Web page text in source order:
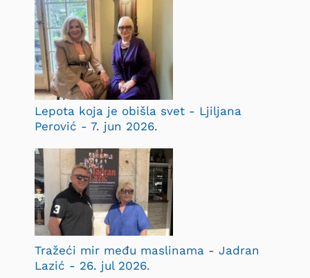
Lepota koja je obišla svet - Ljiljana
Perović - 7. jun 2026.
Tražeći mir među maslinama - Jadran
Lazić - 26. jul 2026.